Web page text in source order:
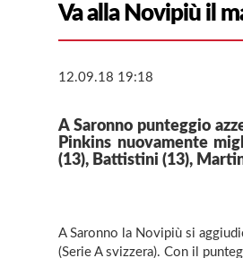
Va alla Novipiù il
12.09.18 19:18
A Saronno punteggio
Pinkins nuovamente
(13), Battistini (13),
A Saronno la Novipiù si
(Serie A svizzera). Con il